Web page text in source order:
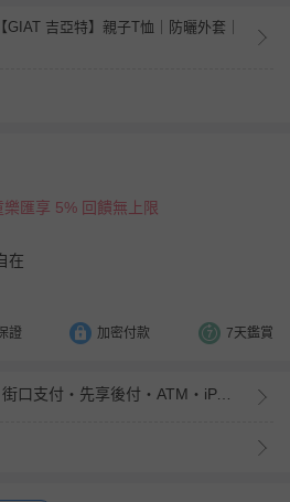
吉亞特】親子T恤｜防曬外套｜
匯享 5% 回饋無上限
在
證 加密付款 7天鑑賞
信用卡・LINE Pay・街口支付・先享後付・ATM・iPASS MONEY